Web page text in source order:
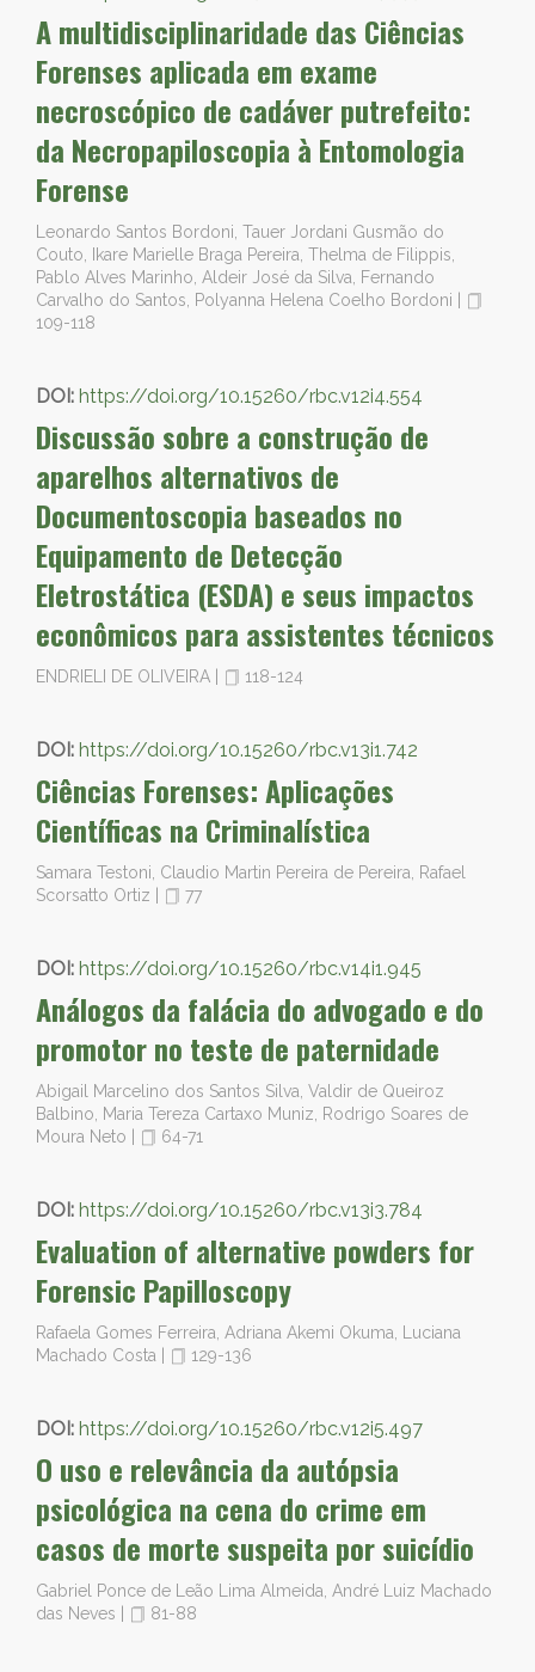
A multidisciplinaridade das Ciências
Forenses aplicada em exame
necroscópico de cadáver putrefeito:
da Necropapiloscopia à Entomologia
Forense
Leonardo Santos Bordoni, Tauer Jordani Gusmão do
Couto, Ikare Marielle Braga Pereira, Thelma de Filippis,
Pablo Alves Marinho, Aldeir José da Silva, Fernando
Carvalho do Santos, Polyanna Helena Coelho Bordoni
109-118
DOI: https://doi.org/10.15260/rbc.v12i4.554
Discussão sobre a construção de
aparelhos alternativos de
Documentoscopia baseados no
Equipamento de Detecção
Eletrostática (ESDA) e seus impactos
econômicos para assistentes técnicos
ENDRIELI DE OLIVEIRA 118-124
DOI: https://doi.org/10.15260/rbc.v13i1.742
Ciências Forenses: Aplicações
Científicas na Criminalística
Samara Testoni, Claudio Martin Pereira de Pereira, Rafael
Scorsatto Ortiz
77
DOI: https://doi.org/10.15260/rbc.v14i1.945
Análogos da falácia do advogado e do
promotor no teste de paternidade
Abigail Marcelino dos Santos Silva, Valdir de Queiroz
Balbino, Maria Tereza Cartaxo Muniz, Rodrigo Soares de
Moura Neto
64-71
DOI: https://doi.org/10.15260/rbc.v13i3.784
Evaluation of alternative powders for
Forensic Papilloscopy
Rafaela Gomes Ferreira, Adriana Akemi Okuma, Luciana
Machado Costa
129-136
DOI: https://doi.org/10.15260/rbc.v12i5.497
O uso e relevância da autópsia
psicológica na cena do crime em
casos de morte suspeita por suicídio
Gabriel Ponce de Leão Lima Almeida, André Luiz Machado
das Neves
81-88